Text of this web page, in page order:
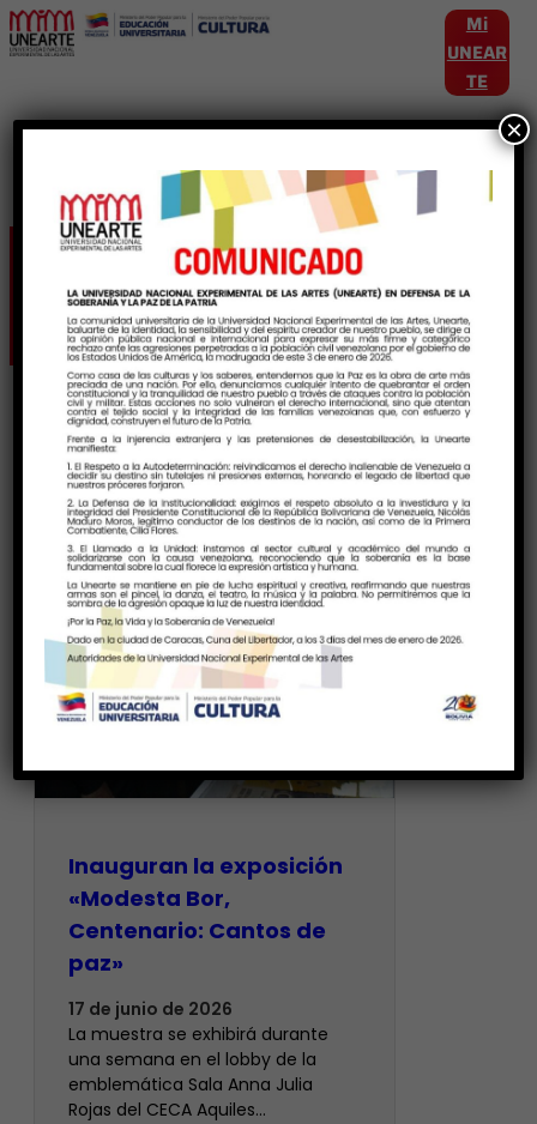
Mi
UNEAR
TE
Etiqueta:filven2026
Inauguran la exposición
«Modesta Bor,
Centenario: Cantos de
paz»
17 de junio de 2026
La muestra se exhibirá durante
una semana en el lobby de la
emblemática Sala Anna Julia
Rojas del CECA Aquiles…
×